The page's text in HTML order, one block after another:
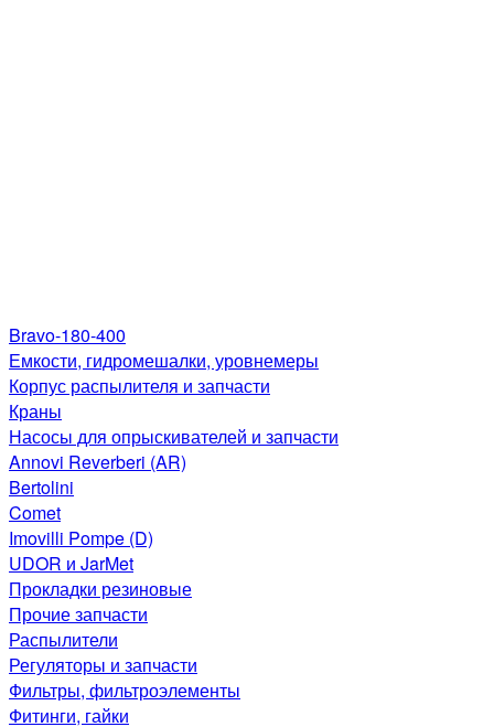
Bravo-180-400
Емкости, гидромешалки, уровнемеры
Корпус распылителя и запчасти
Краны
Насосы для опрыскивателей и запчасти
Annovi Reverberi (AR)
Bertolini
Comet
Imovilli Pompe (D)
UDOR и JarMet
Прокладки резиновые
Прочие запчасти
Распылители
Регуляторы и запчасти
Фильтры, фильтроэлементы
Фитинги, гайки